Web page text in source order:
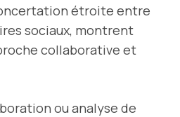
étroite entre
sociaux, montrent
collaborative et
ou analyse de